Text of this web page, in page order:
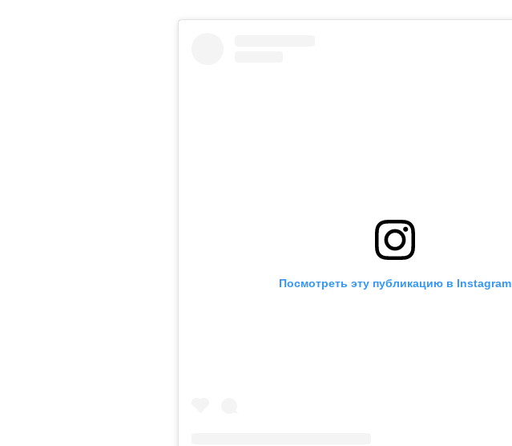
Посмотреть эту публикацию в Instagram